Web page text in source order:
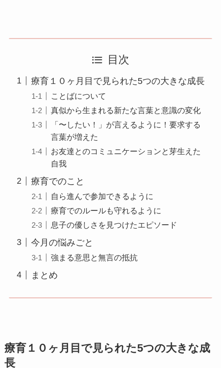
目次
療育１０ヶ月目で見られた5つの大きな成長
ことばについて
真似から生まれる新たな言葉と意識の変化
「〜したい！」が言えるように！要求する
言葉が増えた
お友達とのコミュニケーションと芽生えた
自我
療育でのこと
自ら進んで参加できるように
療育でのルールも守れるように
息子の優しさを見つけたエピソード
今月の悩みごと
強まる意思と無言の抵抗
まとめ
療育１０ヶ月目で見られた5つの大きな成
長